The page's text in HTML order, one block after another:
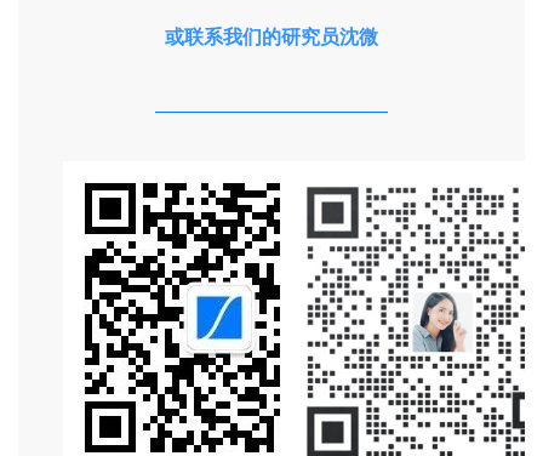
或联系我们的研究员沈微